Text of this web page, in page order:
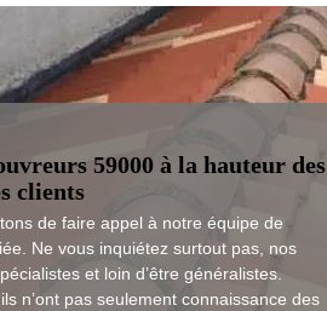
59000 à la hauteur des
clients
de faire appel à notre équipe de
Ne vous inquiétez surtout pas, nos
et loin d’être généralistes.
n’ont pas seulement connaissance des